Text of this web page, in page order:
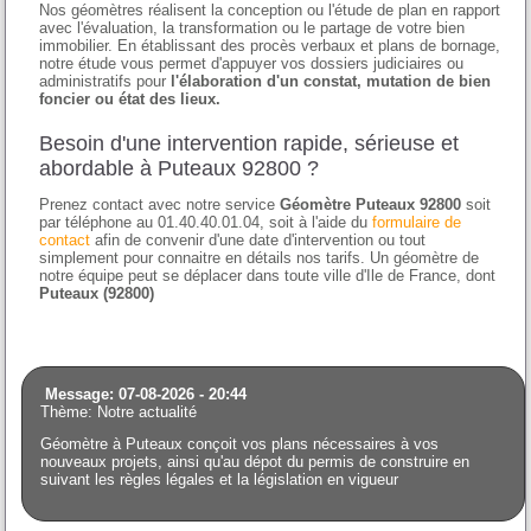
Nos géomètres réalisent la conception ou l'étude de plan en rapport
avec l'évaluation, la transformation ou le partage de votre bien
immobilier. En établissant des procès verbaux et plans de bornage,
notre étude vous permet d'appuyer vos dossiers judiciaires ou
administratifs pour l'élaboration d'un constat, mutation de bien
foncier ou état des lieux.
Besoin d'une intervention rapide, sérieuse et
abordable à Puteaux 92800 ?
Prenez contact avec notre serviceGéomètre Puteaux 92800 soit
par téléphone au 01.40.40.01.04, soit à l'aide duformulaire de
contact afin de convenir d'une date d'intervention ou tout
simplement pour connaitre en détails nos tarifs. Un géomètre de
notre équipe peut se déplacer dans toute ville d'Ile de France, dont
Puteaux (92800)
Message: 07-08-2026 - 20:44
Thème: Notre actualité
Géomètre à Puteaux conçoit vos plans nécessaires à vos
nouveaux projets, ainsi qu'au dépot du permis de construire en
suivant les règles légales et la législation en vigueur